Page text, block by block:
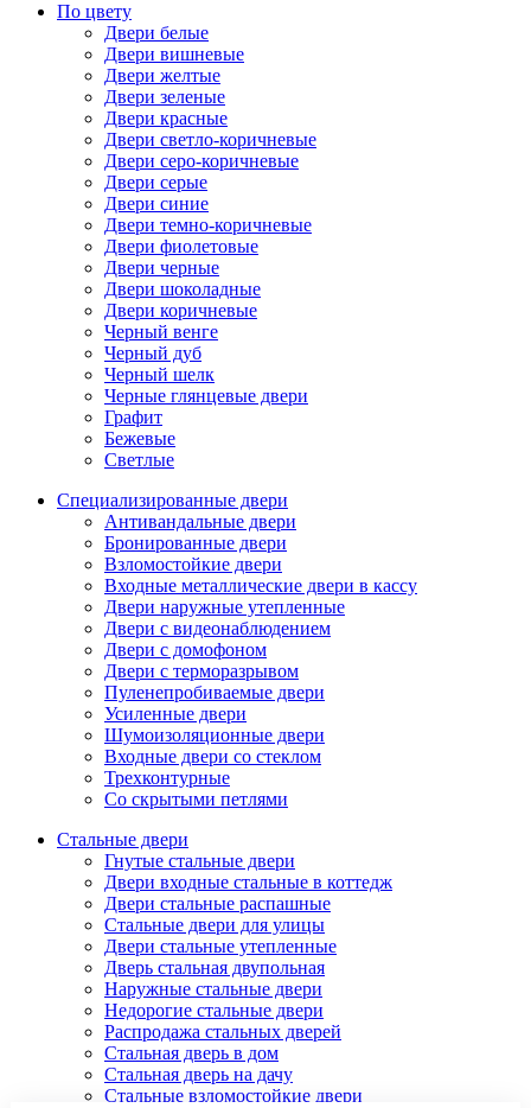
По цвету
Двери белые
Двери вишневые
Двери желтые
Двери зеленые
Двери красные
Двери светло-коричневые
Двери серо-коричневые
Двери серые
Двери синие
Двери темно-коричневые
Двери фиолетовые
Двери черные
Двери шоколадные
Двери коричневые
Черный венге
Черный дуб
Черный шелк
Черные глянцевые двери
Графит
Бежевые
Светлые
Специализированные двери
Антивандальные двери
Бронированные двери
Взломостойкие двери
Входные металлические двери в кассу
Двери наружные утепленные
Двери с видеонаблюдением
Двери с домофоном
Двери с терморазрывом
Пуленепробиваемые двери
Усиленные двери
Шумоизоляционные двери
Входные двери со стеклом
Трехконтурные
Со скрытыми петлями
Стальные двери
Гнутые стальные двери
Двери входные стальные в коттедж
Двери стальные распашные
Стальные двери для улицы
Двери стальные утепленные
Дверь стальная двупольная
Наружные стальные двери
Недорогие стальные двери
Распродажа стальных дверей
Стальная дверь в дом
Стальная дверь на дачу
Стальные взломостойкие двери